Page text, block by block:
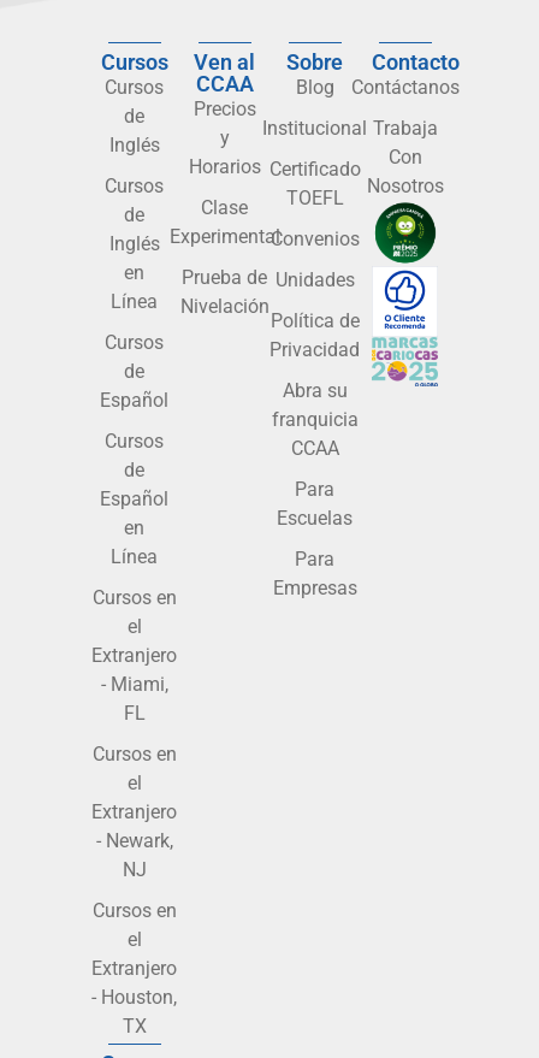
Cursos
Cursos
de
Inglés
Cursos
de
Inglés
en
Línea
Cursos
de
Español
Cursos
de
Español
en
Línea
Cursos en
el
Extranjero
- Miami,
FL
Cursos en
el
Extranjero
- Newark,
NJ
Cursos en
el
Extranjero
- Houston,
TX
Ven al
CCAA
Precios
y
Horarios
Clase
Experimental
Prueba de
Nivelación
Sobre
Blog
Institucional
Certificado
TOEFL
Convenios
Unidades
Política de
Privacidad
Abra su
franquicia
CCAA
Para
Escuelas
Para
Empresas
Contacto
Contáctanos
Trabaja
Con
Nosotros